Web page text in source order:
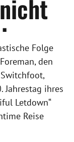
Folge
den
Jahrestag ihres
Letdown“
Reise